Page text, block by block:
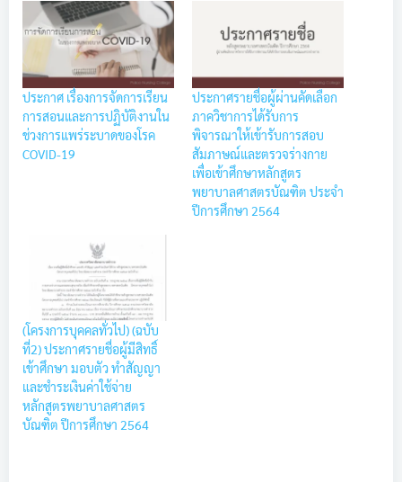
ประกาศ เรื่องการจัดการเรียน
การสอนและการปฏิบัติงานใน
ช่วงการแพร่ระบาดของโรค
COVID-19
ประกาศรายชื่อผู้ผ่านคัดเลือก
ภาควิชาการได้รับการ
พิจารณาให้เข้ารับการสอบ
สัมภาษณ์และตรวจร่างกาย
เพื่อเข้าศึกษาหลักสูตร
พยาบาลศาสตรบัณฑิต ประจำ
ปีการศึกษา 2564
(โครงการบุคคลทั่วไป) (ฉบับ
ที่2) ประกาศรายชื่อผู้มีสิทธิ์
เข้าศึกษา มอบตัว ทำสัญญา
และชำระเงินค่าใช้จ่าย
หลักสูตรพยาบาลศาสตร
บัณฑิต ปีการศึกษา 2564